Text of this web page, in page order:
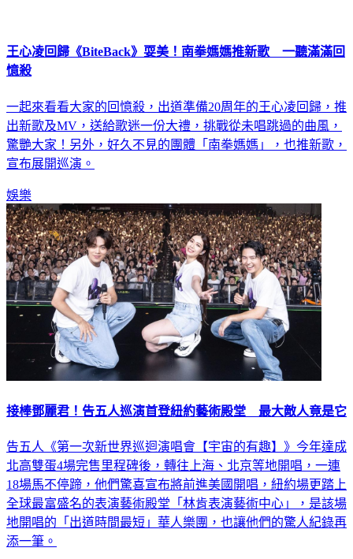
王心凌回歸《BiteBack》耍美！南拳媽媽推新歌 一聽滿滿回
憶殺
一起來看看大家的回憶殺，出道準備20周年的王心凌回歸，推
出新歌及MV，送給歌迷一份大禮，挑戰從未唱跳過的曲風，
驚艷大家！另外，好久不見的團體「南拳媽媽」，也推新歌，
宣布展開巡演。
娛樂
接棒鄧麗君！告五人巡演首登紐約藝術殿堂 最大敵人竟是它
告五人《第一次新世界巡迴演唱會【宇宙的有趣】》今年達成
北高雙蛋4場完售里程碑後，轉往上海、北京等地開唱，一連
18場馬不停蹄，他們驚喜宣布將前進美國開唱，紐約場更踏上
全球最富盛名的表演藝術殿堂「林肯表演藝術中心」，是該場
地開唱的「出道時間最短」華人樂團，也讓他們的驚人紀錄再
添一筆。